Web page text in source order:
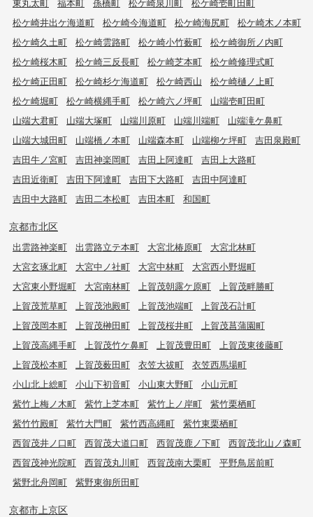
東丸太町
福本町 孫橋町 松ケ崎泉川町
松ケ崎壱町田町
松ケ崎井出ケ海道町
松ケ崎今海道町 松ケ崎海尻町
松ケ崎木ノ本町
松ケ崎久土町
松ケ崎雲路町 松ケ崎小竹薮町
松ケ崎御所ノ内町
松ケ崎桜木町
松ケ崎三反長町 松ケ崎芝本町
松ケ崎修理式町
松ケ崎正田町
松ケ崎杉ケ海道町 松ケ崎西山
松ケ崎樋ノ上町
松ケ崎堀町
松ケ崎横縄手町 松ケ崎六ノ坪町
山端壱町田町
山端大君町
山端大塚町 山端川原町 山端川端町
山端滝ケ鼻町
山端大城田町
山端橋ノ本町 山端森本町 山端柳ケ坪町
吉田泉殿町
吉田牛ノ宮町
吉田神楽岡町 吉田上阿達町
吉田上大路町
吉田近衛町
吉田下阿達町 吉田下大路町
吉田中阿達町
吉田中大路町
吉田二本松町 吉田本町 和国町
京都市北区
出雲路神楽町 出雲路立テ本町 大宮北椿原町
大宮北林町
大宮玄琢北町
大宮中ノ社町 大宮中林町
大宮西小野堀町
大宮東小野堀町
大宮南林町 上賀茂朝露ケ原町
上賀茂畔勝町
上賀茂荒草町
上賀茂池殿町 上賀茂池端町
上賀茂石計町
上賀茂岡本町
上賀茂榊田町 上賀茂桜井町
上賀茂菖蒲園町
上賀茂高縄手町
上賀茂竹ケ鼻町 上賀茂豊田町
上賀茂東後藤町
上賀茂松本町
上賀茂薮田町 衣笠大祓町
衣笠西馬場町
小山北上総町
小山下初音町 小山東大野町
小山元町
紫竹上梅ノ木町
紫竹上芝本町 紫竹上ノ岸町
紫竹栗栖町
紫竹竹殿町
紫竹大門町 紫竹西高縄町
紫竹東栗栖町
西賀茂井ノ口町
西賀茂大道口町 西賀茂鹿ノ下町
西賀茂北山ノ森町
西賀茂神光院町
西賀茂丸川町 西賀茂南大栗町
平野鳥居前町
紫野北舟岡町
紫野東御所田町
京都市上京区